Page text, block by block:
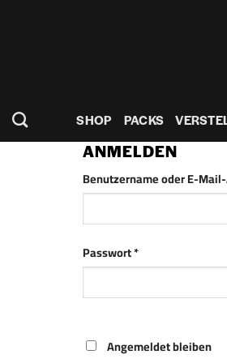
SHOP PACKS
ANMELDEN
Benutzername oder E-
Passwort*Erforderlich
Angemeldet bleiben